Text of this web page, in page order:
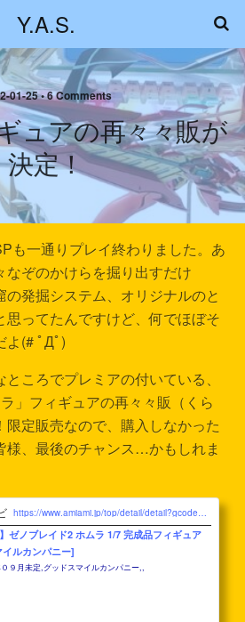
Y.A.S.
01-25 • 6 Comments
ュアの再々々販が
決定！
も一通りプレイ終わりました。あ
なぞのかけらを掘り出すだけ
発掘システム、オリジナルのと
思ってたんですけど、何でほぼそ
よ(# ﾟДﾟ)
ころでプレミアの付いている、
」フィギュアの再々々販（くら
限定販売なので、購入しなかった
様、最後のチャンス…かもしれま
ー 本店] https://www.amiami.jp/top/detail/detail?gcode=FIGURE-124924
】ゼノブレイド2 ホムラ 1/7 完成品フィギュア
ルカンパニー]
９月未定,グッドスマイルカンパニー,,